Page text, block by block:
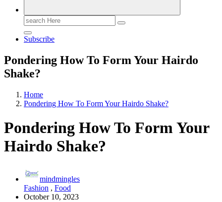
Search
for:
Subscribe
Pondering How To Form Your Hairdo
Shake?
Home
Pondering How To Form Your Hairdo Shake?
Pondering How To Form Your
Hairdo Shake?
mindmingles
Fashion , Food
October 10, 2023